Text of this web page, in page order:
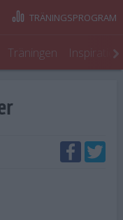
Träningen
TRÄNINGSPROGRAM